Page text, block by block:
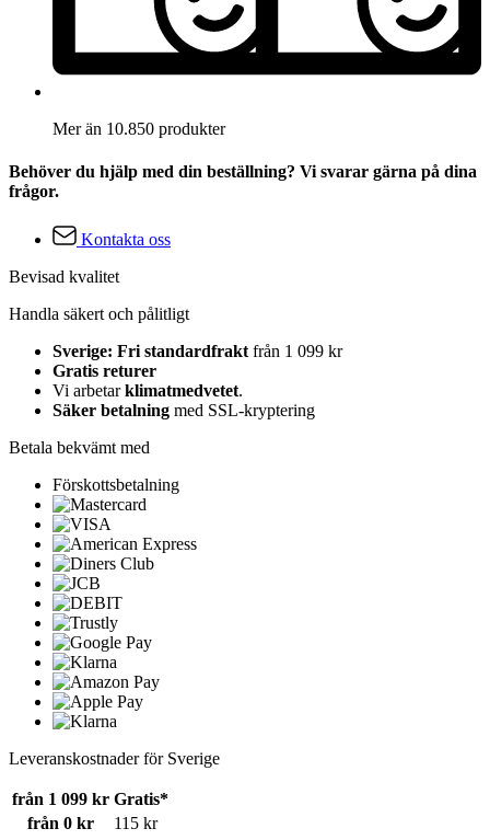
Mer än 10.850 produkter
Behöver du hjälp med din beställning? Vi svarar gärna på dina
frågor.
Kontakta oss
Bevisad kvalitet
Handla säkert och pålitligt
Sverige: Fri standardfrakt från 1 099 kr
Gratis returer
Vi arbetarklimatmedvetet.
Säker betalning med SSL-kryptering
Betala bekvämt med
Förskottsbetalning
Leveranskostnader för Sverige
från 1 099 kr Gratis*
från 0 kr
115 kr